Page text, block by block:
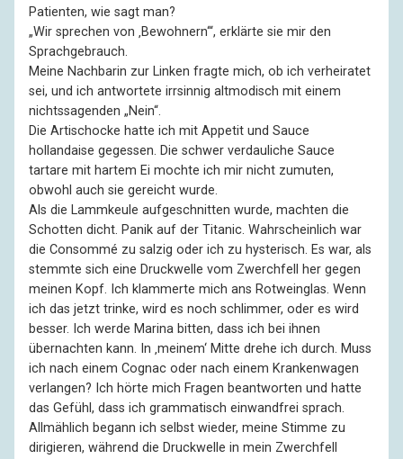
Patienten, wie sagt man?
„Wir sprechen von ‚Bewohnern‘“, erklärte sie mir den
Sprachgebrauch.
Meine Nachbarin zur Linken fragte mich, ob ich verheiratet
sei, und ich antwortete irrsinnig altmodisch mit einem
nichtssagenden „Nein“.
Die Artischocke hatte ich mit Appetit und Sauce
hollandaise gegessen. Die schwer verdauliche Sauce
tartare mit hartem Ei mochte ich mir nicht zumuten,
obwohl auch sie gereicht wurde.
Als die Lammkeule aufgeschnitten wurde, machten die
Schotten dicht. Panik auf der Titanic. Wahrscheinlich war
die Consommé zu salzig oder ich zu hysterisch. Es war, als
stemmte sich eine Druckwelle vom Zwerchfell her gegen
meinen Kopf. Ich klammerte mich ans Rotweinglas. Wenn
ich das jetzt trinke, wird es noch schlimmer, oder es wird
besser. Ich werde Marina bitten, dass ich bei ihnen
übernachten kann. In ‚meinem‘ Mitte drehe ich durch. Muss
ich nach einem Cognac oder nach einem Krankenwagen
verlangen? Ich hörte mich Fragen beantworten und hatte
das Gefühl, dass ich grammatisch einwandfrei sprach.
Allmählich begann ich selbst wieder, meine Stimme zu
dirigieren, während die Druckwelle in mein Zwerchfell